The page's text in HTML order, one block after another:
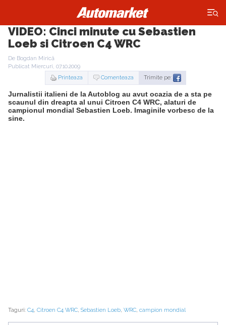
×
VIDEO: Cinci minute cu Sebastien
Loeb si Citroen C4 WRC
De Bogdan Mirică
Publicat Miercuri, 07.10.2009
Printeaza
Comenteaza Trimite pe:
Jurnalistii italieni de la Autoblog au avut ocazia de a sta pe
scaunul din dreapta al unui Citroen C4 WRC, alaturi de
campionul mondial Sebastien Loeb. Imaginile vorbesc de la
sine.
Taguri: C4, Citroen C4 WRC, Sebastien Loeb, WRC, campion mondial